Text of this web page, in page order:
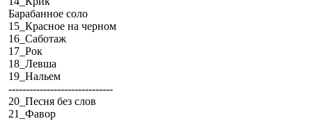
Барабанное соло
15_Красное на черном
16_Саботаж
17_Рок
18_Левша
19_Нальем
------------------------------
20_Песня без слов
21_Фавор